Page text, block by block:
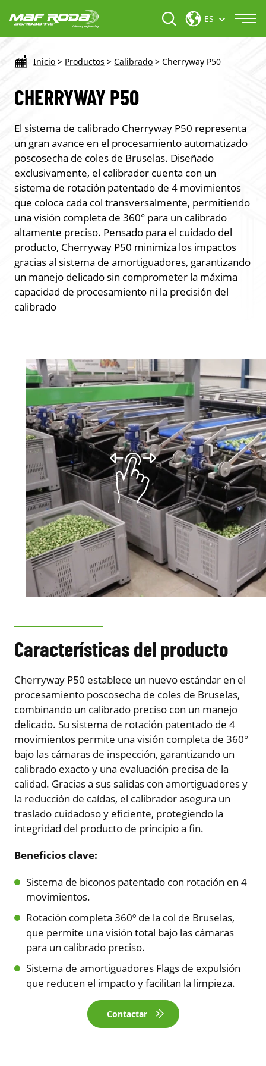
ES
Inicio > Productos > Calibrado > Cherryway P50
CHERRYWAY P50
El sistema de calibrado Cherryway P50 representa
un gran avance en el procesamiento automatizado
poscosecha de coles de Bruselas. Diseñado
exclusivamente, el calibrador cuenta con un
sistema de rotación patentado de 4 movimientos
que coloca cada col transversalmente, permitiendo
una visión completa de 360° para un calibrado
altamente preciso. Pensado para el cuidado del
producto, Cherryway P50 minimiza los impactos
gracias al sistema de amortiguadores, garantizando
un manejo delicado sin comprometer la máxima
capacidad de procesamiento ni la precisión del
calibrado
Características del producto
Cherryway P50 establece un nuevo estándar en el
procesamiento poscosecha de coles de Bruselas,
combinando un calibrado preciso con un manejo
delicado. Su sistema de rotación patentado de 4
movimientos permite una visión completa de 360°
bajo las cámaras de inspección, garantizando un
calibrado exacto y una evaluación precisa de la
calidad. Gracias a sus salidas con amortiguadores y
la reducción de caídas, el calibrador asegura un
traslado cuidadoso y eficiente, protegiendo la
integridad del producto de principio a fin.
Beneficios clave:
Sistema de biconos patentado con rotación en 4
movimientos.
Rotación completa 360º de la col de Bruselas,
que permite una visión total bajo las cámaras
para un calibrado preciso.
Sistema de amortiguadores Flags de expulsión
que reducen el impacto y facilitan la limpieza.
Contactar